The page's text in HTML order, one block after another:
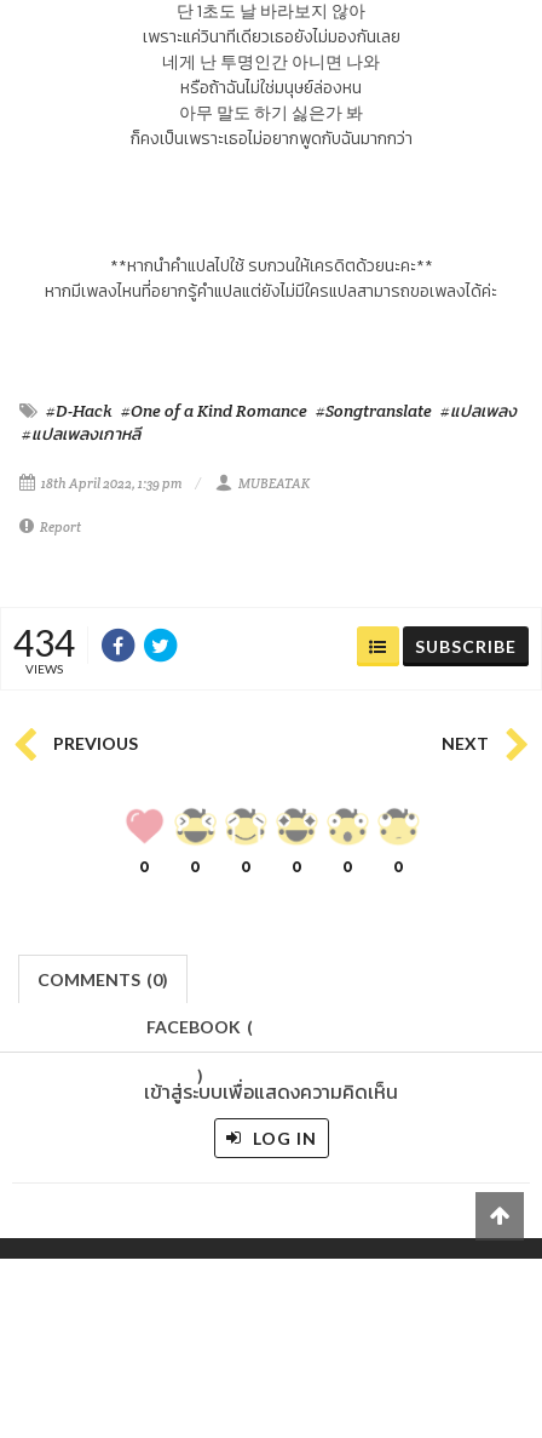
단 1초도 날 바라보지 않아
เพราะแค่วินาทีเดียวเธอยังไม่มองกันเลย
네게 난 투명인간 아니면 나와
หรือถ้าฉันไม่ใช่มนุษย์ล่องหน
아무 말도 하기 싫은가 봐
ก็คงเป็นเพราะเธอไม่อยากพูดกับฉันมากกว่า
**หากนำคำแปลไปใช้ รบกวนให้เครดิตด้วยนะคะ**
หากมีเพลงไหนที่อยากรู้คำแปลแต่ยังไม่มีใครแปลสามารถขอเพลงได้ค่ะ
#D-Hack #One of a Kind Romance #Songtranslate #แปลเพลง
#แปลเพลงเกาหลี
18th April 2022, 1:39 pm MUBEATAK
Report
434
VIEWS
SUBSCRIBE
PREVIOUS NEXT
0 0 0 0 0 0
COMMENTS (0)
FACEBOOK (
)
เข้าสู่ระบบเพื่อแสดงความคิดเห็น
LOG IN